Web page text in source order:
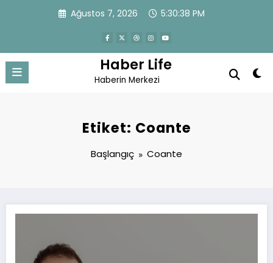
Ağustos 7, 2026 5:30:39 PM
Haber Life
Haberin Merkezi
Etiket: Coante
Başlangıç Coante